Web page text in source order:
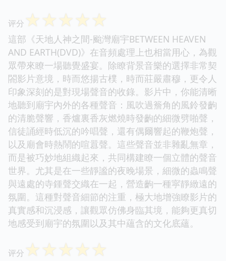
评分 ☆☆☆☆☆
這部《天地人神之間-颱灣廟宇BETWEEN HEAVEN
AND EARTH(DVD)》在音頻處理上也相當用心，為觀
眾帶來瞭一場聽覺盛宴。除瞭背景音樂的選擇非常契
閤影片意境，時而悠揚古樸，時而莊嚴肅穆，更令人
印象深刻的是對現場聲音的收錄。影片中，你能清晰
地聽到廟宇內外的各種聲音：風吹過簷角的風鈴發齣
的清脆聲響，香爐裏香灰燃燒時發齣的細微劈啪聲，
信徒誦經時低沉的吟唱聲，還有偶爾響起的鞭炮聲，
以及廟會時熱鬧的喧囂聲。這些聲音並非雜亂無章，
而是被巧妙地組織起來，共同構建瞭一個立體的聲音
世界。尤其是在一些靜謐的夜晚場景，細微的蟲鳴聲
與遠處的寺鍾聲交織在一起，營造齣一種寜靜緻遠的
氛圍。這種對聲音細節的注重，極大地增強瞭影片的
真實感和沉浸感，讓觀眾仿佛身臨其境，能夠更真切
地感受到廟宇的氛圍以及其中蘊含的文化底蘊。
评分 ☆☆☆☆☆